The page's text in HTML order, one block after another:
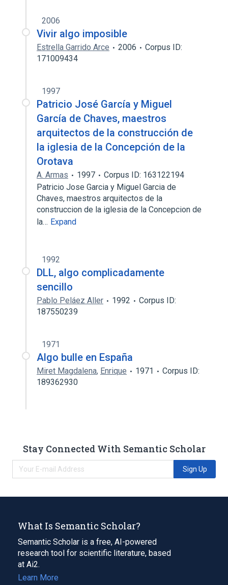
2006
Vivir algo imposible
Estrella Garrido Arce 2006
Corpus ID:
171009434
1997
Patricio José García y Miguel
García de Chaves, maestros
arquitectos de la construcción de
la iglesia de la Concepción de la
Orotava
A. Armas 1997
Corpus ID: 163122194
Patricio Jose Garcia y Miguel Garcia de
Chaves, maestros arquitectos de la
construccion de la iglesia de la Concepcion de
la… Expand
1992
DLL, algo complicadamente
sencillo
Pablo Peláez Aller 1992
Corpus ID:
187550239
1971
Algo bulle en España
Miret Magdalena, Enrique 1971
Corpus ID:
189362930
Stay Connected With Semantic Scholar
Sign Up
What Is Semantic Scholar?
Semantic Scholar is a free, AI-powered
research tool for scientific literature, based
at Ai2.
Learn More